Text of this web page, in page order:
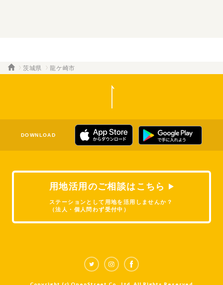
茨城県 龍ケ崎市
用地活用のご相談はこちら
ステーションとして用地を活用しませんか？
（法人・個人問わず受付中）
DOWNLOAD